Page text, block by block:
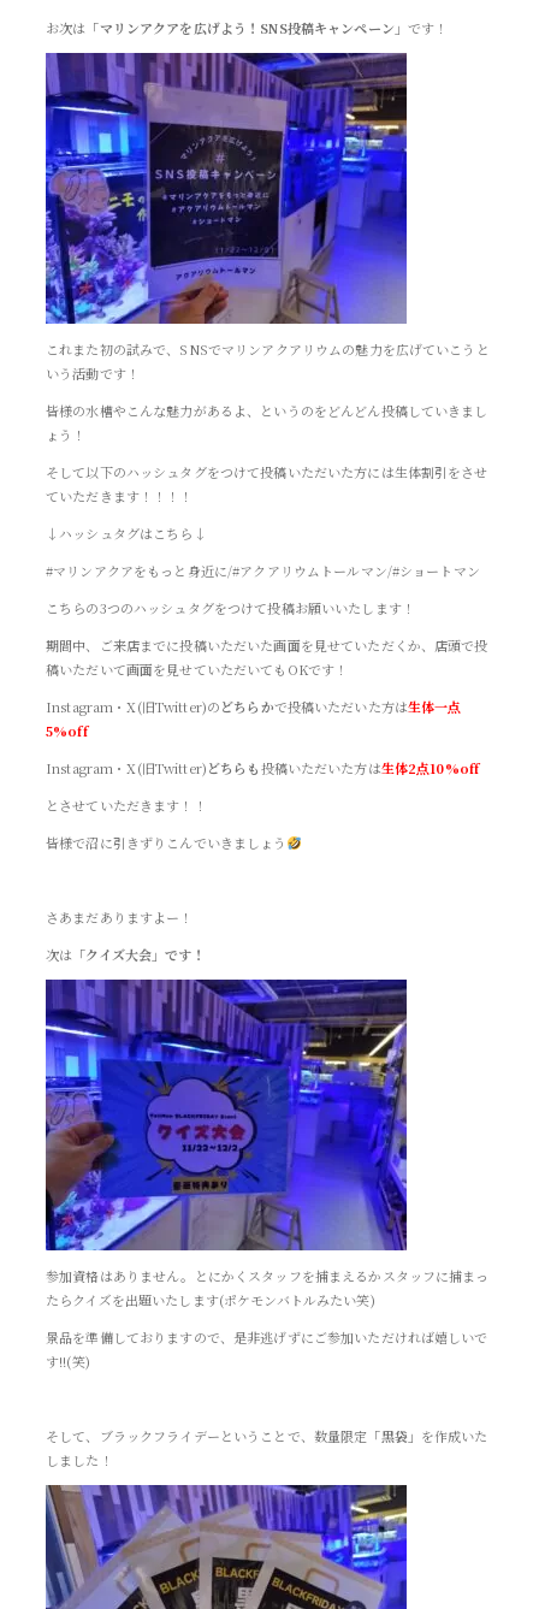
お次は 「マリンアクアを広げよう！SNS投稿キャンペーン」 です！
これまた初の試みで、SNSでマリンアクアリウムの魅力を広げていこうと
いう活動です！
皆様の水槽やこんな魅力があるよ、というのをどんどん投稿していきまし
ょう！
そして以下のハッシュタグをつけて投稿いただいた方には生体割引をさせ
ていただきます！！！！
↓ハッシュタグはこちら↓
#マリンアクアをもっと身近に/#アクアリウムトールマン/#ショートマン
こちらの3つのハッシュタグをつけて投稿お願いいたします！
期間中、ご来店までに投稿いただいた画面を見せていただくか、店頭で投
稿いただいて画面を見せていただいてもOKです！
Instagram・X(旧Twitter)のどちらかで投稿いただいた方は生体一点
5%off
Instagram・X(旧Twitter)どちらも投稿いただいた方は生体2点10%off
とさせていただきます！！
皆様で沼に引きずりこんでいきましょう
さあまだありますよー！
次は 「クイズ大会」です！
参加資格はありません。とにかくスタッフを捕まえるかスタッフに捕まっ
たらクイズを出題いたします(ポケモンバトルみたい笑)
景品を準備しておりますので、是非逃げずにご参加いただければ嬉しいで
す!!(笑)
そして、ブラックフライデーということで、数量限定 「黒袋」 を作成いた
しました！